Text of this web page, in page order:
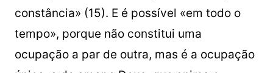
constância» (15). E é possível «em todo o
tempo», porque não constitui uma
ocupação a par de outra, mas é a ocupação